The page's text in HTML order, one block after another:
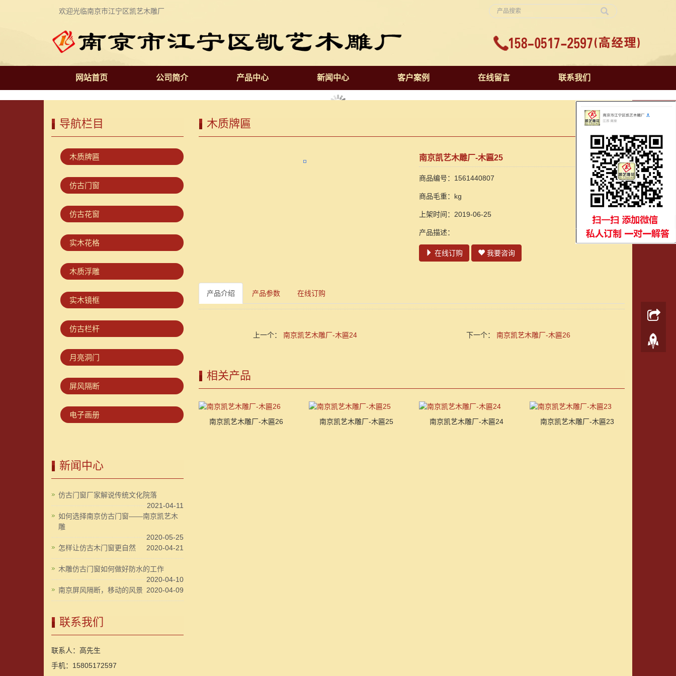
欢迎光临南京市江宁区凯艺木雕厂
网站首页 公司简介 产品中心 新闻中心 客户案例 在线留言 联系我们
木质牌匾
南京凯艺木雕厂-木匾25
商品编号：1561440807
商品毛重：kg
上架时间：2019-06-25
产品描述：
在线订购 我要咨询
产品介绍 产品参数 在线订购
上一个： 南京凯艺木雕厂-木匾24 下一个： 南京凯艺木雕厂-木匾26
相关产品
南京凯艺木雕厂-木匾26 南京凯艺木雕厂-木匾25 南京凯艺木雕厂-木匾24 南京凯艺木雕厂-木匾23
导航栏目
木质牌匾
仿古门窗
仿古花窗
实木花格
木质浮雕
实木镜框
仿古栏杆
月亮洞门
屏风隔断
电子画册
新闻中心
仿古门窗厂家解说传统文化院落
2021-04-11
如何选择南京仿古门窗——南京凯艺木
雕
2020-05-25
怎样让仿古木门窗更自然
2020-04-21
木雕仿古门窗如何做好防水的工作
2020-04-10
南京屏风隔断，移动的风景 2020-04-09
联系我们
联系人：高先生
手机：15805172597